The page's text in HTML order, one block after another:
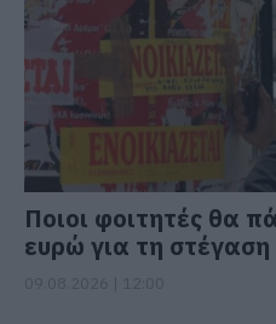
Ποιοι φοιτητές θα
ευρώ για τη στέγαση